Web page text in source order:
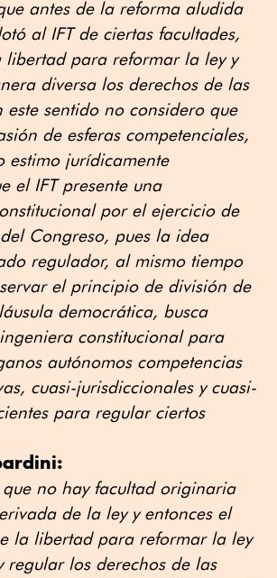
antes de la reforma aludida
al IFT de ciertas facultades,
libertad para reformar la ley y
diversa los derechos de las
este sentido no considero que
de esferas competenciales,
estimo jurídicamente
el IFT presente una
por el ejercicio de
Congreso, pues la idea
regulador, al mismo tiempo
el principio de división de
democrática, busca
constitucional para
autónomos competencias
cuasi-jurisdiccionales y cuasi-
para regular ciertos
que no hay facultad originaria
de la ley y entonces el
la libertad para reformar la ley
regular los derechos de las